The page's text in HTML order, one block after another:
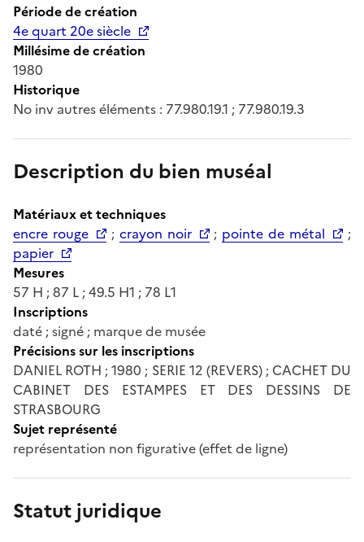
Période de création
4e quart 20e siècle
Millésime de création
1980
Historique
No inv autres éléments : 77.980.19.1 ; 77.980.19.3
Description du bien muséal
Matériaux et techniques
encre rouge
; crayon noir ; pointe de métal
;
papier
Mesures
57 H ; 87 L ; 49.5 H1 ; 78 L1
Inscriptions
daté ; signé ; marque de musée
Précisions sur les inscriptions
DANIEL ROTH ; 1980 ; SERIE 12 (REVERS) ; CACHET DU
CABINET DES ESTAMPES ET DES DESSINS DE
STRASBOURG
Sujet représenté
représentation non figurative (effet de ligne)
Statut juridique